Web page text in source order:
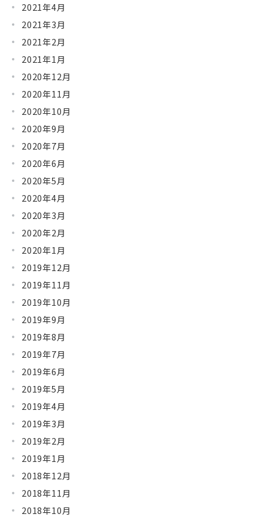
2021年4月
2021年3月
2021年2月
2021年1月
2020年12月
2020年11月
2020年10月
2020年9月
2020年7月
2020年6月
2020年5月
2020年4月
2020年3月
2020年2月
2020年1月
2019年12月
2019年11月
2019年10月
2019年9月
2019年8月
2019年7月
2019年6月
2019年5月
2019年4月
2019年3月
2019年2月
2019年1月
2018年12月
2018年11月
2018年10月